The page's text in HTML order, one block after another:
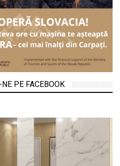
PE FACEBOOK